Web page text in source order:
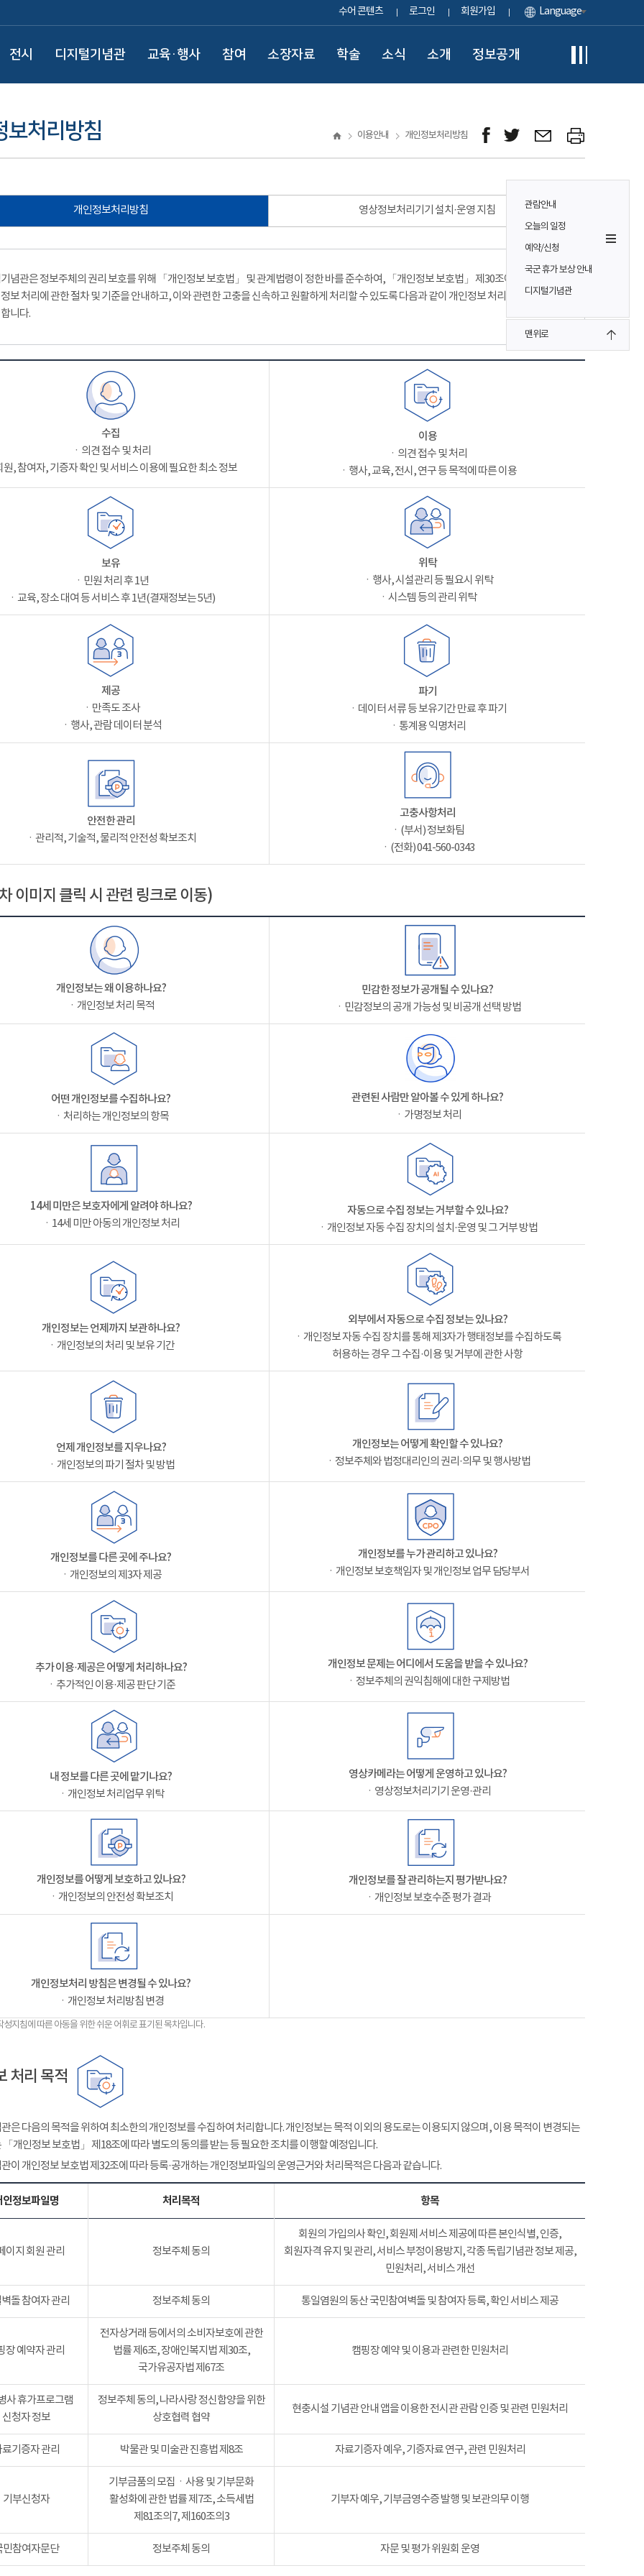
수어 콘텐츠 로그인 회원가입 Language
전시 디지털기념관 교육·행사 참여 소장자료 학술 소식 소개 정보공개
관람안내
오늘의 일정
예약/신청
국군 휴가 보상 안내
디지털기념관
맨위로
보처리방침 이용안내 개인정보처리방침
개인정보처리방침 영상정보처리기기 설치·운영 지침
념관은 정보주체의 권리 보호를 위해 「개인정보 보호법」 및 관계법령이 정한 바를 준수하여, 「개인정보 보호법」 제30조에 따라
보 처리에 관한 절차 및 기준을 안내하고, 이와 관련한 고충을 신속하고 원활하게 처리할 수 있도록 다음과 같이 개인정보 처리방침을
니다.
수집
ㆍ의견 접수 및 처리
원, 참여자, 기증자 확인 및 서비스 이용에 필요한 최소 정보
이용
ㆍ의견 접수 및 처리
ㆍ행사, 교육, 전시, 연구 등 목적에 따른 이용
보유
ㆍ민원 처리 후 1년
ㆍ교육, 장소 대여 등 서비스 후 1년(결재정보는 5년)
위탁
ㆍ행사, 시설관리 등 필요시 위탁
ㆍ시스템 등의 관리 위탁
제공
ㆍ만족도 조사
ㆍ행사, 관람 데이터 분석
파기
ㆍ데이터 서류 등 보유기간 만료 후 파기
ㆍ통계용 익명처리
안전한 관리
ㆍ관리적, 기술적, 물리적 안전성 확보조치
고충사항처리
ㆍ(부서) 정보화팀
ㆍ(전화) 041-560-0343
이미지 클릭 시 관련 링크로 이동)
개인정보는 왜 이용하나요?
ㆍ개인정보 처리 목적
민감한 정보가 공개될 수 있나요?
ㆍ민감정보의 공개 가능성 및 비공개 선택 방법
어떤 개인정보를 수집하나요?
ㆍ처리하는 개인정보의 항목
관련된 사람만 알아볼 수 있게 하나요?
ㆍ가명정보 처리
14세 미만은 보호자에게 알려야 하나요?
ㆍ14세 미만 아동의 개인정보 처리
자동으로 수집 정보는 거부할 수 있나요?
ㆍ개인정보 자동 수집 장치의 설치·운영 및 그 거부 방법
개인정보는 언제까지 보관하나요?
ㆍ개인정보의 처리 및 보유 기간
외부에서 자동으로 수집 정보는 있나요?
ㆍ개인정보 자동 수집 장치를 통해 제3자가 행태정보를 수집하도록
허용하는 경우 그 수집·이용 및 거부에 관한 사항
언제 개인정보를 지우나요?
ㆍ개인정보의 파기 절차 및 방법
개인정보는 어떻게 확인할 수 있나요?
ㆍ정보주체와 법정대리인의 권리·의무 및 행사방법
개인정보를 다른 곳에 주나요?
ㆍ개인정보의 제3자 제공
개인정보를 누가 관리하고 있나요?
ㆍ개인정보 보호책임자 및 개인정보 업무 담당부서
추가 이용·제공은 어떻게 처리하나요?
ㆍ추가적인 이용·제공 판단 기준
개인정보 문제는 어디에서 도움을 받을 수 있나요?
ㆍ정보주체의 권익침해에 대한 구제방법
내 정보를 다른 곳에 맡기나요?
ㆍ개인정보 처리업무 위탁
영상카메라는 어떻게 운영하고 있나요?
ㆍ영상정보처리기기 운영·관리
개인정보를 어떻게 보호하고 있나요?
ㆍ개인정보의 안전성 확보조치
개인정보를 잘 관리하는지 평가받나요?
ㆍ개인정보 보호수준 평가 결과
개인정보처리 방침은 변경될 수 있나요?
ㆍ개인정보 처리방침 변경
지침에 따른 아동을 위한 쉬운 어휘로 표기된 목차입니다.
처리 목적
은 다음의 목적을 위하여 최소한의 개인정보를 수집하여 처리합니다. 개인정보는 목적 이외의 용도로는 이용되지 않으며, 이용 목적이 변경되는
「개인정보 보호법」 제18조에 따라 별도의 동의를 받는 등 필요한 조치를 이행할 예정입니다.
이 개인정보 보호법 제32조에 따라 등록·공개하는 개인정보파일의 운영근거와 처리목적은 다음과 같습니다.
인정보파일명 처리목적 항목
이지 회원 관리 정보주체 동의
회원의 가입의사 확인, 회원제 서비스 제공에 따른 본인식별, 인증,
회원자격 유지 및 관리, 서비스 부정이용방지, 각종 독립기념관 정보 제공,
민원처리, 서비스 개선
돌 참여자 관리 정보주체 동의 통일염원의 동산 국민참여벽돌 및 참여자 등록, 확인 서비스 제공
장 예약자 관리
전자상거래 등에서의 소비자보호에 관한
법률 제6조, 장애인복지법 제30조,
국가유공자법 제67조
캠핑장 예약 및 이용과 관련한 민원처리
사 휴가프로그램
신청자 정보
정보주체 동의, 나라사랑 정신함양을 위한
상호협력 협약
현충시설 기념관 안내 앱을 이용한 전시관 관람 인증 및 관련 민원처리
기증자 관리 박물관 및 미술관 진흥법 제8조 자료기증자 예우, 기증자료 연구, 관련 민원처리
기부신청자
기부금품의 모집ㆍ사용 및 기부문화
활성화에 관한 법률 제7조, 소득세법
제81조의7, 제160조의3
기부자 예우, 기부금영수증 발행 및 보관의무 이행
민참여자문단 정보주체 동의 자문 및 평가 위원회 운영